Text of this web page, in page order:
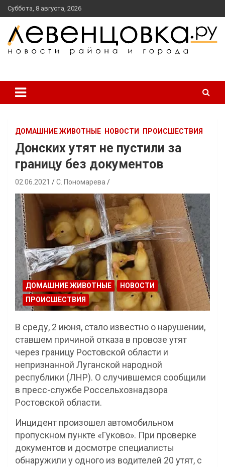
перейти
к
содержанию
Суббота, 8 августа, 2026
ДОМАШНИЕ ЖИВОТНЫЕ НОВОСТИ ПРОИСШЕСТВИЯ
Донских утят не пустили за
границу без документов
02.06.2021 С. Пономарева
ДОМАШНИЕ ЖИВОТНЫЕ
НОВОСТИ
ПРОИСШЕСТВИЯ
В среду, 2 июня, стало известно о нарушении,
ставшем причиной отказа в провозе утят
через границу Ростовской области и
непризнанной Луганской народной
республики (ЛНР). О случившемся сообщили
в пресс-службе Россельхознадзора
Ростовской области.
Инцидент произошел автомобильном
пропускном пункте «Гуково». При проверке
документов и досмотре специалисты
обнаружили у одного из водителей 20 утят, с